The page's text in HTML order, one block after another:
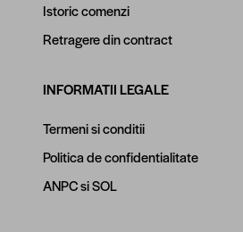
Istoric comenzi
Retragere din contract
INFORMATII LEGALE
Termeni si conditii
Politica de confidentialitate
ANPCsiSOL